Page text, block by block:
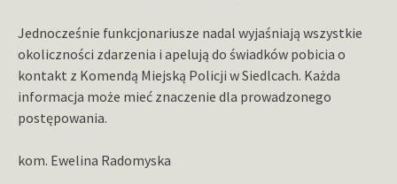
Jednocześnie funkcjonariusze nadal wyjaśniają wszystkie
okoliczności zdarzenia i apelują do świadków pobicia o
kontakt z Komendą Miejską Policji w Siedlcach. Każda
informacja może mieć znaczenie dla prowadzonego
postępowania.
kom. Ewelina Radomyska